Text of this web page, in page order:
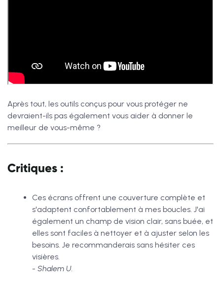
Après tout, les outils conçus pour vous protéger ne
devraient-ils pas également vous aider à donner le
meilleur de vous-même ?
Critiques :
Ces écrans offrent une couverture complète et
s'adaptent confortablement à mes boucles. J'ai
également un champ de vision clair, sans buée, et
elles sont faciles à nettoyer et à ajuster selon les
besoins. Je recommanderais sans hésiter ces
visières.
- Shalem U.